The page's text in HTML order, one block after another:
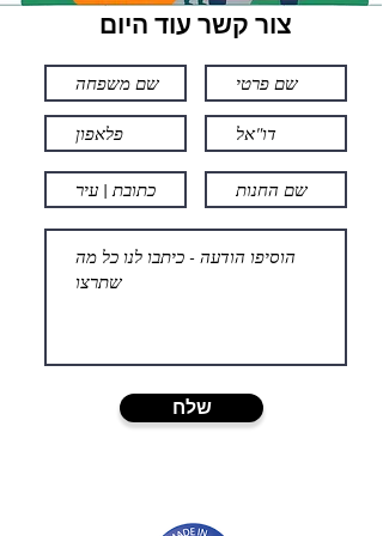
צור קשר עוד היום
שלח